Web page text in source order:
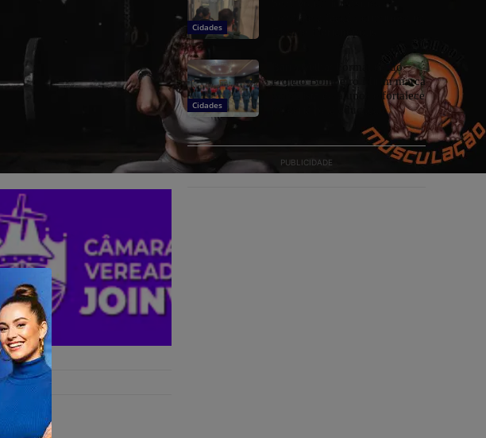
Cidades
Cidades
Barra Velha: Formatura do
Projeto Bombeiro Mirim marca
conquista de alunos e fortalece
parceria pela educação
PUBLICIDADE